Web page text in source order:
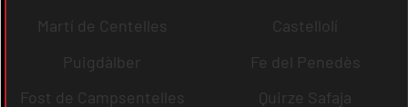
Martí de Centelles
Castellolí
Puigdàlber
Fe del Penedès
Fost de Campsentelles
Quirze Safaja